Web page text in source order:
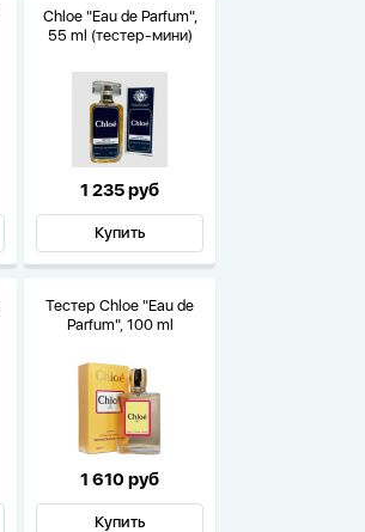
Chloe "Eau de Parfum",
55 ml (тестер-мини)
1 235 руб
Купить
Тестер Chloe "Eau de
Parfum", 100 ml
1 610 руб
Купить